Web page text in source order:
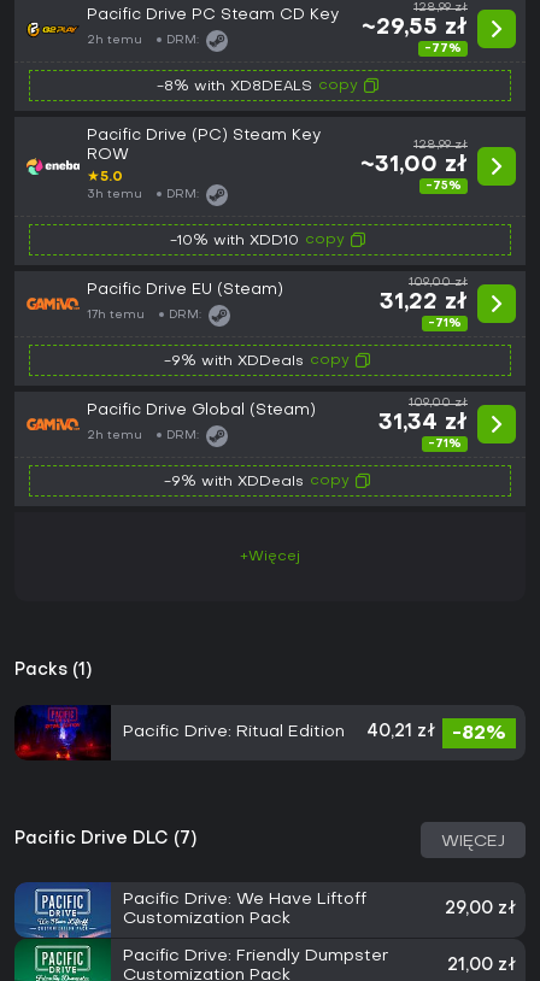
Pacific Drive PC Steam CD Key
2h temu DRM:
128,99 zł
~29,55 zł
-77%
-8% with XD8DEALS copy
Pacific Drive (PC) Steam Key
ROW
★5.0
3h temu DRM:
128,99 zł
~31,00 zł
-75%
-10% with XDD10 copy
Pacific Drive EU (Steam)
17h temu DRM:
109,00 zł
31,22 zł
-71%
-9% with XDDeals copy
Pacific Drive Global (Steam)
2h temu DRM:
109,00 zł
31,34 zł
-71%
-9% with XDDeals copy
+Więcej
Packs (1)
Pacific Drive: Ritual Edition 40,21 zł -82%
Pacific Drive DLC (7) WIĘCEJ
Pacific Drive: We Have Liftoff
Customization Pack
29,00 zł
Pacific Drive: Friendly Dumpster
Customization Pack
21,00 zł